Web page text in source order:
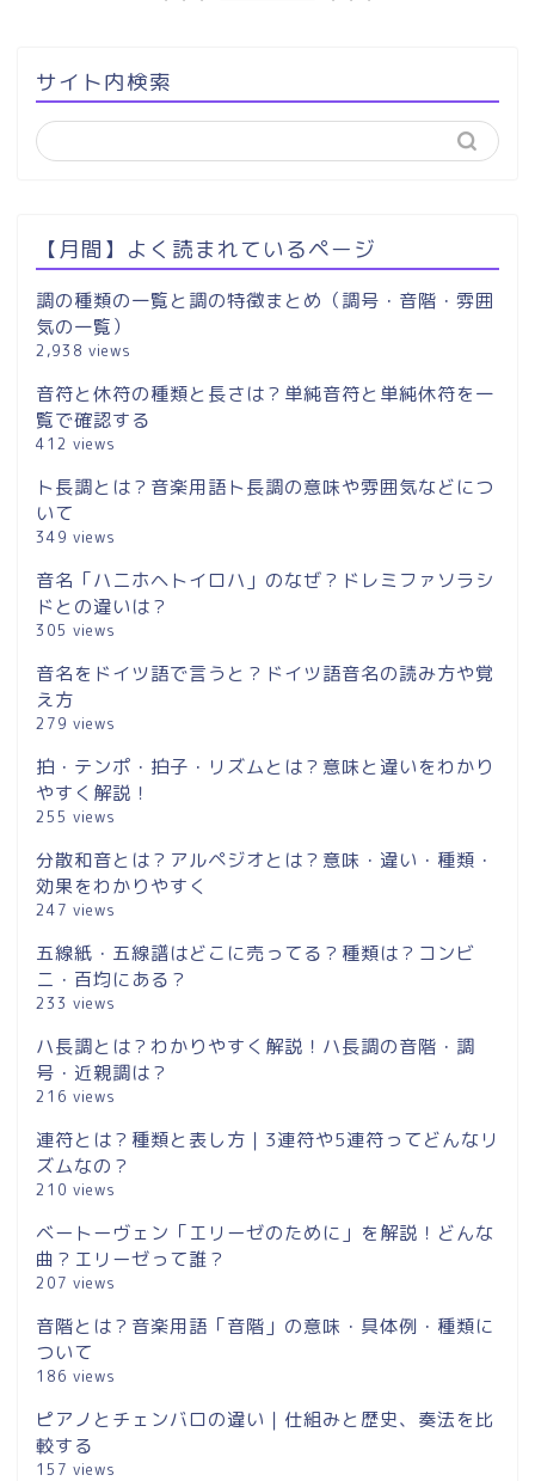
サイト内検索
【月間】よく読まれているページ
調の種類の一覧と調の特徴まとめ（調号・音階・雰囲
気の一覧）
2,938 views
音符と休符の種類と長さは？単純音符と単純休符を一
覧で確認する
412 views
ト長調とは？音楽用語ト長調の意味や雰囲気などにつ
いて
349 views
音名「ハニホヘトイロハ」のなぜ？ドレミファソラシ
ドとの違いは？
305 views
音名をドイツ語で言うと？ドイツ語音名の読み方や覚
え方
279 views
拍・テンポ・拍子・リズムとは？意味と違いをわかり
やすく解説！
255 views
分散和音とは？アルペジオとは？意味・違い・種類・
効果をわかりやすく
247 views
五線紙・五線譜はどこに売ってる？種類は？コンビ
ニ・百均にある？
233 views
ハ長調とは？わかりやすく解説！ハ長調の音階・調
号・近親調は？
216 views
連符とは？種類と表し方｜3連符や5連符ってどんなリ
ズムなの？
210 views
ベートーヴェン「エリーゼのために」を解説！どんな
曲？エリーゼって誰？
207 views
音階とは？音楽用語「音階」の意味・具体例・種類に
ついて
186 views
ピアノとチェンバロの違い｜仕組みと歴史、奏法を比
較する
157 views